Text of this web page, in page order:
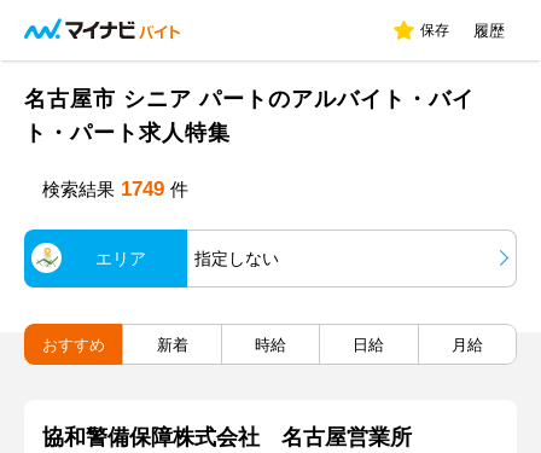
保存 履歴
名古屋市 シニア パートのアルバイト・バイ
ト・パート求人特集
検索結果 1749 件
エリア 指定しない
おすすめ 新着 時給 日給 月給
協和警備保障株式会社 名古屋営業所